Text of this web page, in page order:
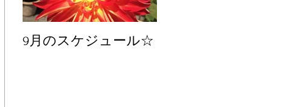
9月のスケジュール☆